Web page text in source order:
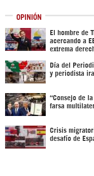
OPINIÓN
El hombre de
acercando a
extrema
Día del
y periodista
“Consejo de
farsa
Crisis
desafío de